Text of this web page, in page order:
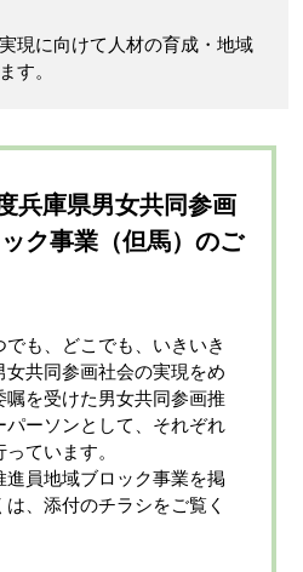
現に向けて人材の育成・地域
す。
兵庫県男女共同参画
ク事業（但馬）のご
も、どこでも、いきいき
女共同参画社会の実現をめ
嘱を受けた男女共同参画推
ーソンとして、それぞれ
ています。
員地域ブロック事業を掲
、添付のチラシをご覧く